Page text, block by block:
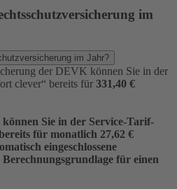
im
im Jahr?
der DEVK können Sie in der
clever“ bereits für 331,40 €
Sie in der Service-Tarif-
für monatlich 27,62 €
eingeschlossene
Berechnungsgrundlage für einen